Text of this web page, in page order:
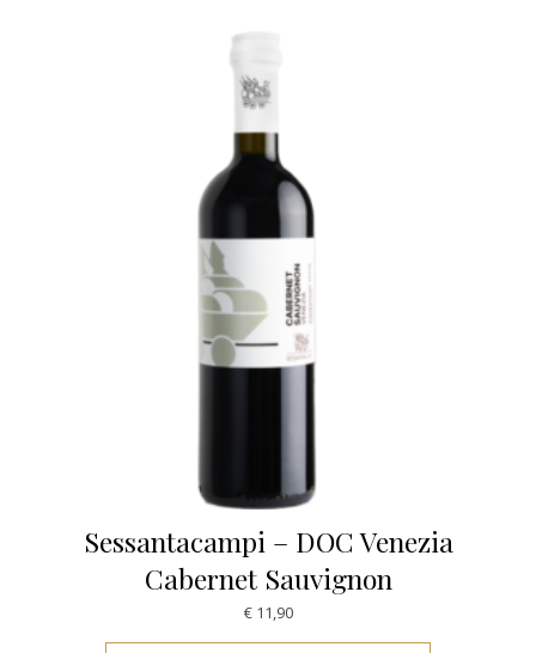
Sessantacampi – DOC Venezia
Cabernet Sauvignon
€11,90